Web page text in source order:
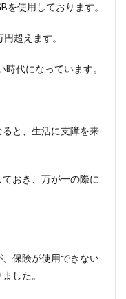
を使用しております。
超えます。
代になっています。
と、生活に支障を来
おき、万が一の際に
保険が使用できない
した。